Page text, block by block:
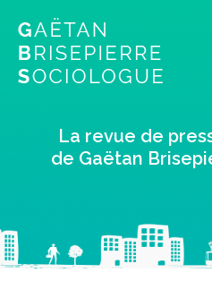
La revue de
de Gaëtan